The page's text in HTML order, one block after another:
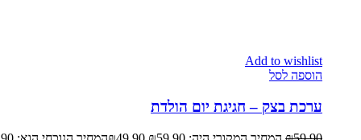
Add to wishlist
הוספה לסל
ערכת בצק – חגיגת יום הולדת